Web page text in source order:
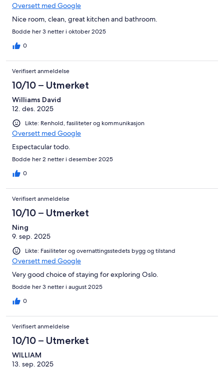
Oversett med Google
Nice room, clean, great kitchen and bathroom.
Bodde her 3 netter i oktober 2025
0
Verifisert anmeldelse
10/10 – Utmerket
Williams David
12. des. 2025
Likte: Renhold, fasiliteter og kommunikasjon
Oversett med Google
Espectacular todo.
Bodde her 2 netter i desember 2025
0
Verifisert anmeldelse
10/10 – Utmerket
Ning
9. sep. 2025
Likte: Fasiliteter og overnattingsstedets bygg og tilstand
Oversett med Google
Very good choice of staying for exploring Oslo.
Bodde her 3 netter i august 2025
0
Verifisert anmeldelse
10/10 – Utmerket
WILLIAM
13. sep. 2025